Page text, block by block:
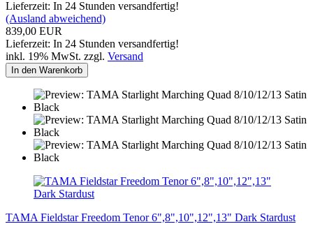
Lieferzeit: In 24 Stunden versandfertig!
(Ausland abweichend)
839,00 EUR
Lieferzeit: In 24 Stunden versandfertig!
inkl. 19% MwSt. zzgl. Versand
In den Warenkorb
TAMA Fieldstar Freedom Tenor 6",8",10",12",13" Dark Stardust